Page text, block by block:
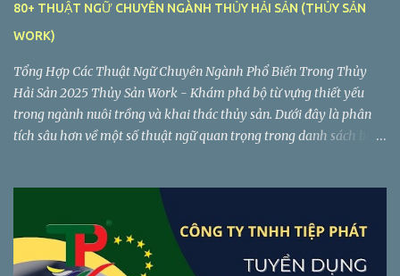
80+ THUẬT NGỮ CHUYÊN NGÀNH THỦY HẢI SẢN (THỦY SẢN
WORK)
Tổng Hợp Các Thuật Ngữ Chuyên Ngành Phổ Biến Trong Thủy
Hải Sản 2025 Thủy Sản Work - Khám phá bộ từ vựng thiết yếu
trong ngành nuôi trồng và khai thác thủy sản. Dưới đây là phân
tích sâu hơn về một số thuật ngữ quan trọng trong danh sách bạn